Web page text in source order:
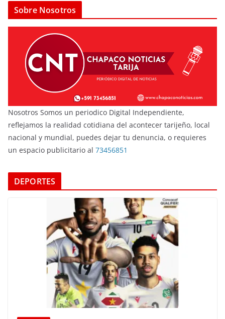
Sobre Nosotros
Nosotros Somos un periodico Digital Independiente,
reflejamos la realidad cotidiana del acontecer tarijeño, local
nacional y mundial, puedes dejar tu denuncia, o requieres
un espacio publicitario al 73456851
DEPORTES